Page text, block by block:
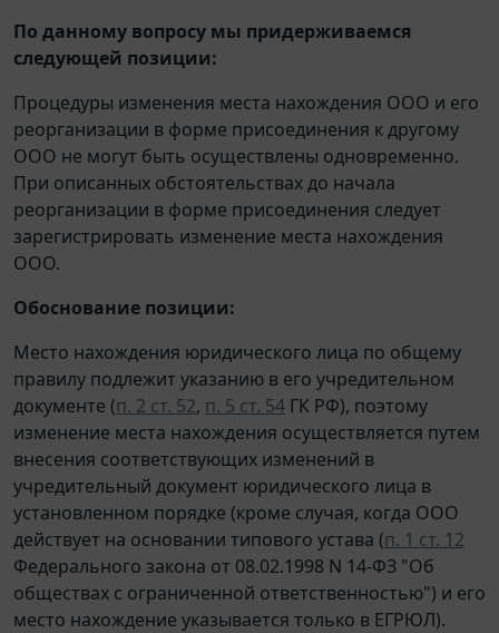
По данному вопросу мы придерживаемся
следующей позиции:
Процедуры изменения места нахождения ООО и его
реорганизации в форме присоединения к другому
ООО не могут быть осуществлены одновременно.
При описанных обстоятельствах до начала
реорганизации в форме присоединения следует
зарегистрировать изменение места нахождения
ООО.
Обоснование позиции:
Место нахождения юридического лица по общему
правилу подлежит указанию в его учредительном
документе (п. 2 ст. 52, п. 5 ст. 54 ГК РФ), поэтому
изменение места нахождения осуществляется путем
внесения соответствующих изменений в
учредительный документ юридического лица в
установленном порядке (кроме случая, когда ООО
действует на основании типового устава (п. 1 ст. 12
Федерального закона от 08.02.1998 N 14-ФЗ "Об
обществах с ограниченной ответственностью") и его
место нахождение указывается только в ЕГРЮЛ).